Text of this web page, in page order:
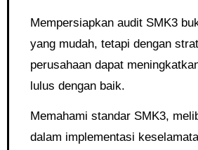
Mempersiapkan audit SMK3 bukanlah tugas
yang mudah, tetapi dengan
perusahaan dapat
lulus dengan baik.
Memahami standar SMK3, melibatkan karyawan
dalam implementasi